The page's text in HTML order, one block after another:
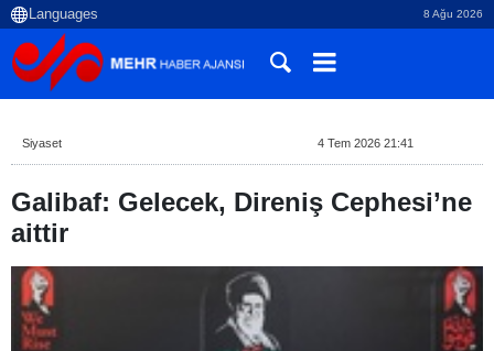
8 Ağu 2026
Siyaset 4 Tem 2026 21:41
Galibaf: Gelecek, Direniş Cephesi’ne
aittir